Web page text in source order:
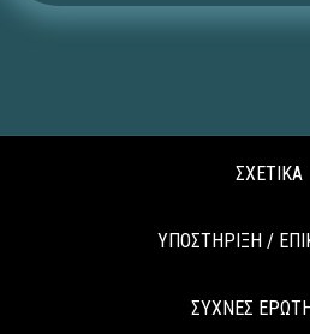
ΣΧΕΤΙΚΑ
ΥΠΟΣΤΗΡΙΞΗ /
ΣΥΧΝΕΣ